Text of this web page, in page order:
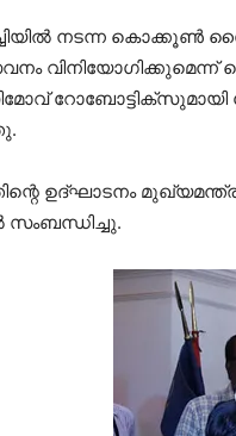
നടന്ന കൊക്കൂണ്‍
ഉദ്ഘാടനം
സംബന്ധിച്ചു.